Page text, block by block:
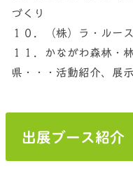
づくり
１０．（株）ラ・ルー
１１．かながわ森林・
県・・・活動紹介、展
出展ブース紹介